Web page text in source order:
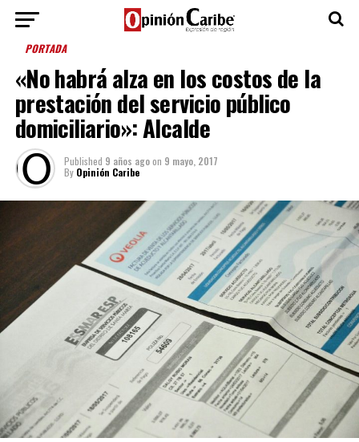
PORTADA
«No habrá alza en los costos de la
prestación del servicio público
domiciliario»: Alcalde
Published 9 años agoon 9 mayo, 2017
By Opinión Caribe